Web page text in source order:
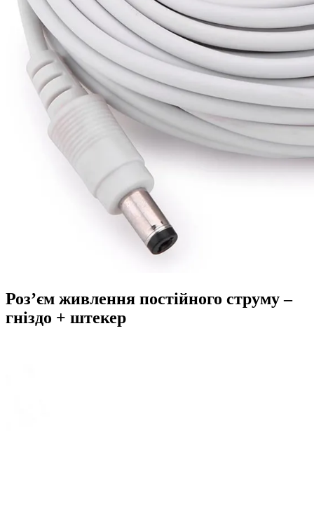
Роз’єм живлення постійного струму –
гніздо + штекер